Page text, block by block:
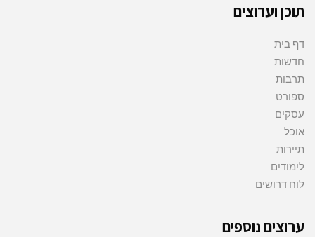
תוכן וערוצים
דף בית
חדשות
תרבות
ספורט
עסקים
אוכל
תיירות
לימודים
לוח דרושים
ערוצים נוספים